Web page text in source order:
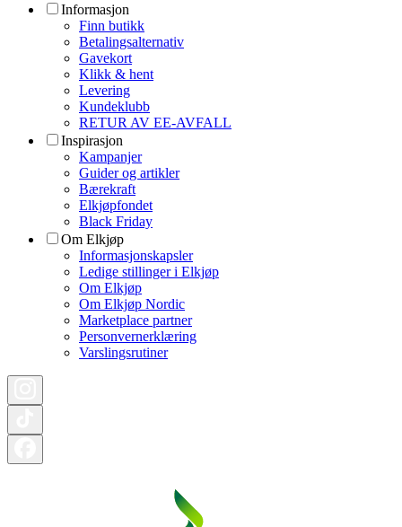
Informasjon
Finn butikk
Betalingsalternativ
Gavekort
Klikk & hent
Levering
Kundeklubb
RETUR AV EE-AVFALL
Inspirasjon
Kampanjer
Guider og artikler
Bærekraft
Elkjøpfondet
Black Friday
Om Elkjøp
Informasjonskapsler
Ledige stillinger i Elkjøp
Om Elkjøp
Om Elkjøp Nordic
Marketplace partner
Personvernerklæring
Varslingsrutiner